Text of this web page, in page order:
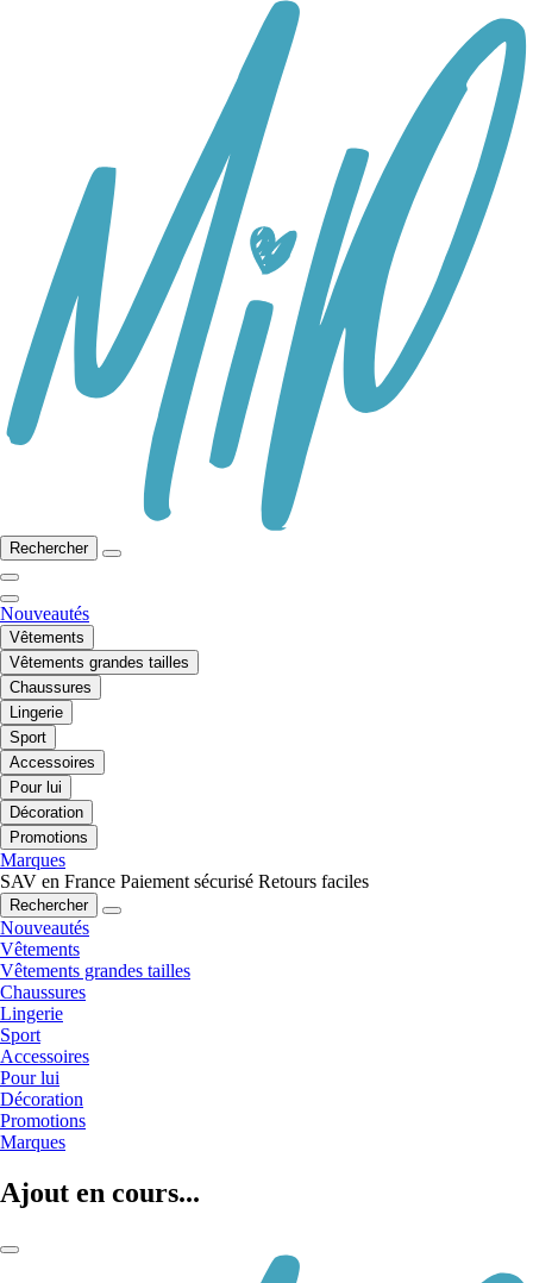
Rechercher
Nouveautés
Vêtements
Vêtements grandes tailles
Chaussures
Lingerie
Sport
Accessoires
Pour lui
Décoration
Promotions
Marques
SAV en France Paiement sécurisé Retours faciles
Rechercher
Nouveautés
Vêtements
Vêtements grandes tailles
Chaussures
Lingerie
Sport
Accessoires
Pour lui
Décoration
Promotions
Marques
Ajout en cours...